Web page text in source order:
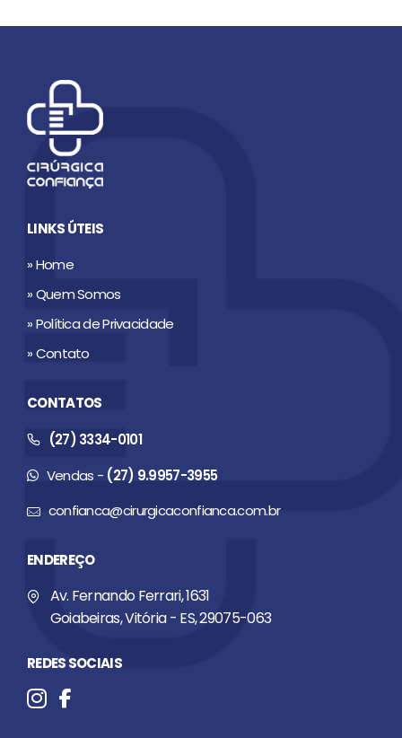
LINKS ÚTEIS
» Home
» Quem Somos
» Política de Privacidade
» Contato
CONTATOS
(27) 3334-0101
Vendas - (27) 9.9957-3955
confianca@cirurgicaconfianca.com.br
ENDEREÇO
Av. Fernando Ferrari, 1631
Goiabeiras, Vitória - ES, 29075-063
REDES SOCIAIS